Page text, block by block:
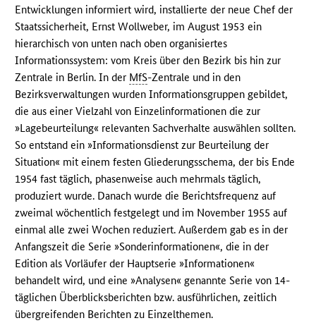
Entwicklungen informiert wird, installierte der neue Chef der
Staatssicherheit, Ernst Wollweber, im August 1953 ein
hierarchisch von unten nach oben organisiertes
Informationssystem: vom Kreis über den Bezirk bis hin zur
Zentrale in Berlin. In der MfS-Zentrale und in den
Bezirksverwaltungen wurden Informationsgruppen gebildet,
die aus einer Vielzahl von Einzelinformationen die zur
»Lagebeurteilung« relevanten Sachverhalte auswählen sollten.
So entstand ein »Informationsdienst zur Beurteilung der
Situation« mit einem festen Gliederungsschema, der bis Ende
1954 fast täglich, phasenweise auch mehrmals täglich,
produziert wurde. Danach wurde die Berichtsfrequenz auf
zweimal wöchentlich festgelegt und im November 1955 auf
einmal alle zwei Wochen reduziert. Außerdem gab es in der
Anfangszeit die Serie »Sonderinformationen«, die in der
Edition als Vorläufer der Hauptserie »Informationen«
behandelt wird, und eine »Analysen« genannte Serie von 14-
täglichen Überblicksberichten bzw. ausführlichen, zeitlich
übergreifenden Berichten zu Einzelthemen.